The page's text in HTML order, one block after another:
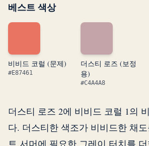
베스트 색상
비비드 코럴 (문제)
#E87461
더스티 로즈 (보정
용)
#C4A4A8
더스티 로즈 2에 비비드 코럴 1의
다. 더스티한 색조가 비비드한 채